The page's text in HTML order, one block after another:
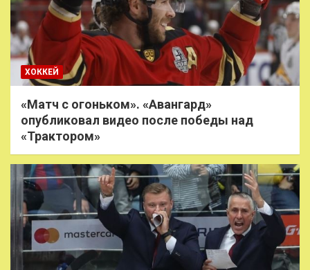
ХОККЕЙ
«Матч с огоньком». «Авангард»
опубликовал видео после победы над
«Трактором»